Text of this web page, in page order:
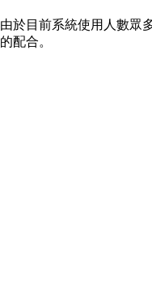
於目前系統使用人數眾
配合。